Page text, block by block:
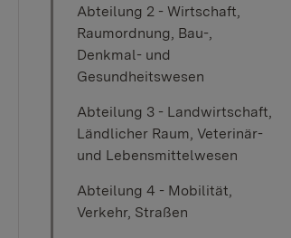
Abteilung 2 - Wirtschaft,
Raumordnung, Bau-,
Denkmal- und
Gesundheitswesen
Abteilung 3 - Landwirtschaft,
Ländlicher Raum, Veterinär-
und Lebensmittelwesen
Abteilung 4 - Mobilität,
Verkehr, Straßen